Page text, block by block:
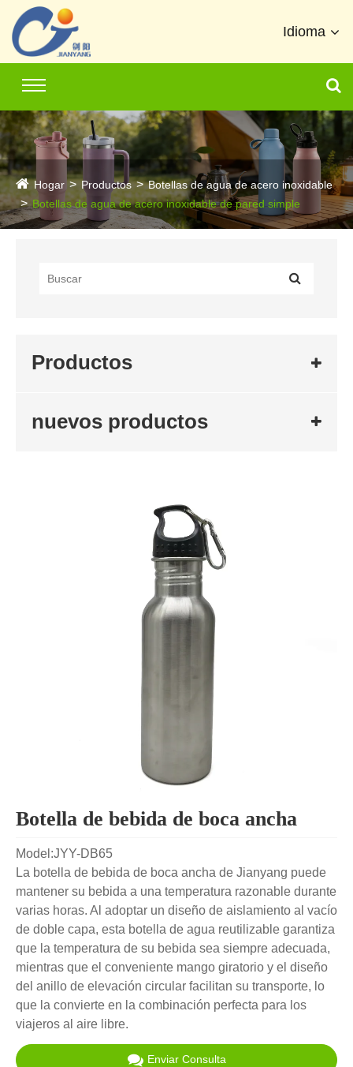
Idioma
Hogar Productos
Botellas de agua de acero inoxidable
Botellas de agua de acero inoxidable de pared simple
Productos
nuevos productos
Botella de bebida de boca ancha
Model:JYY-DB65
La botella de bebida de boca ancha de Jianyang puede
mantener su bebida a una temperatura razonable durante
varias horas. Al adoptar un diseño de aislamiento al vacío
de doble capa, esta botella de agua reutilizable garantiza
que la temperatura de su bebida sea siempre adecuada,
mientras que el conveniente mango giratorio y el diseño
del anillo de elevación circular facilitan su transporte, lo
que la convierte en la combinación perfecta para los
viajeros al aire libre.
Enviar Consulta